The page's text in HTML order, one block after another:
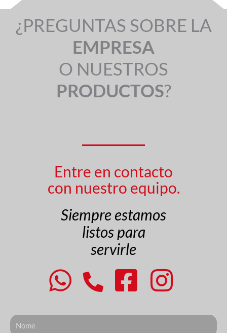
¿PREGUNTAS SOBRE LA
EMPRESA
O NUESTROS
PRODUCTOS?
Entre en contacto
con nuestro equipo.
Siempre estamos
listos para
servirle
Nome